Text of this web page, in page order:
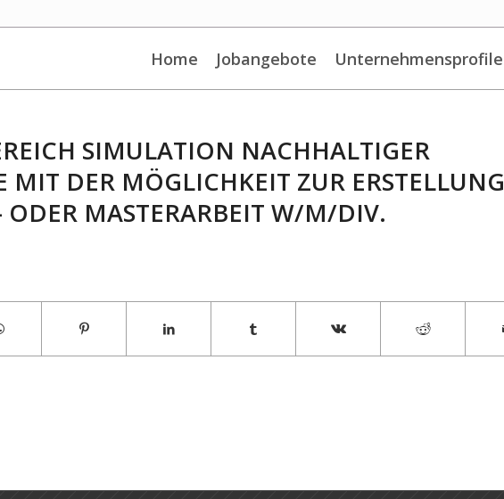
Home Jobangebote Unternehmensprofile
SIMULATION NACHHALTIGER
MIT DER MÖGLICHKEIT ZUR ERSTELLUNG
ODER MASTERARBEIT W/M/DIV.